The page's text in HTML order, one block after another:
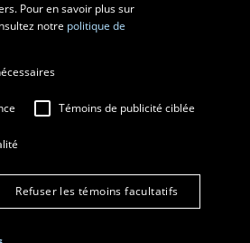
Laval
Tous droits réservés
générales d'utilisation
Fraude en ligne
Pour en savoir plus sur
notre politique de
Témoins de publicité ciblée
Refuser les témoins facultatifs